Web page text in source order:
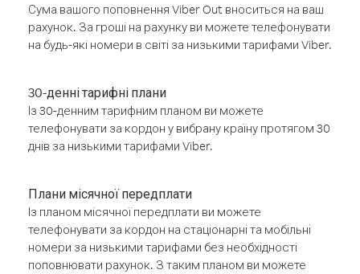
Сума вашого поповнення Viber Out вноситься на ваш
рахунок. За гроші на рахунку ви можете телефонувати
на будь-які номери в світі за низькими тарифами Viber.
30-денні тарифні плани
Із 30-денним тарифним планом ви можете
телефонувати за кордон у вибрану країну протягом 30
днів за низькими тарифами Viber.
Плани місячної передплати
Із планом місячної передплати ви можете
телефонувати за кордон на стаціонарні та мобільні
номери за низькими тарифами без необхідності
поповнювати рахунок. З таким планом ви можете